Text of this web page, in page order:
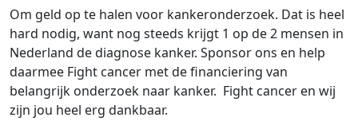
Om geld op te halen voor kankeronderzoek. Dat is heel
hard nodig, want nog steeds krijgt 1 op de 2 mensen in
Nederland de diagnose kanker. Sponsor ons en help
daarmee Fight cancer met de financiering van
belangrijk onderzoek naar kanker. Fight cancer en wij
zijn jou heel erg dankbaar.